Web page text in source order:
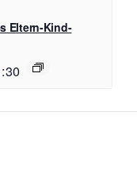
Eltern-Kind-